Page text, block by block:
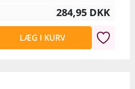
284,95 DKK
LÆG I KURV